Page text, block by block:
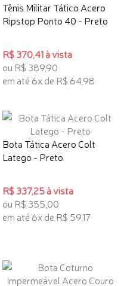
Tênis Militar Tático Acero
Ripstop Ponto 40 - Preto
R$ 370,41 à vista
ou R$ 389,90
em até 6x de R$ 64,98
Bota Tática Acero Colt
Latego - Preto
R$ 337,25 à vista
ou R$ 355,00
em até 6x de R$ 59,17